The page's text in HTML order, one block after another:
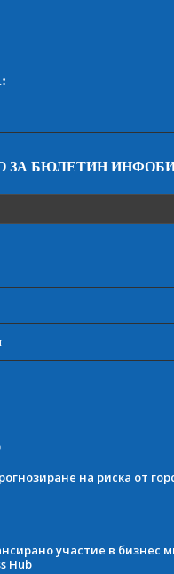
ЗА БЮЛЕТИН
на риска от
участие в бизнес
Hub